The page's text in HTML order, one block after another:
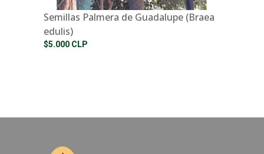
Semillas Palmera de Guadalupe (Braea
edulis)
$5.000 CLP